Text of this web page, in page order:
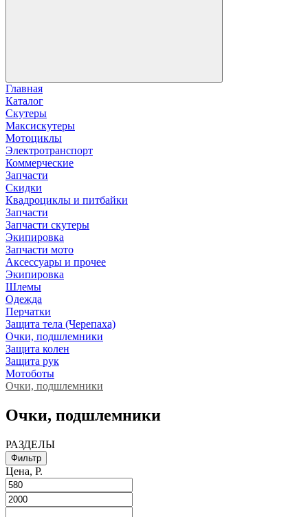
Главная
Каталог
Скутеры
Максискутеры
Мотоциклы
Электротранспорт
Коммерческие
Запчасти
Скидки
Квадроциклы и питбайки
Запчасти
Запчасти скутеры
Экипировка
Запчасти мото
Аксессуары и прочее
Экипировка
Шлемы
Одежда
Перчатки
Защита тела (Черепаха)
Очки, подшлемники
Защита колен
Защита рук
Мотоботы
Очки, подшлемники
Очки, подшлемники
РАЗДЕЛЫ
Фильтр
Цена, Р.